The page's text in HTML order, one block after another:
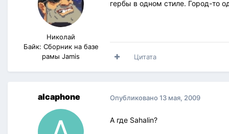
Николай
Байк: Сборник на базе
рамы Jamis
гербы в одном стиле. Город-то
Цитата
alcaphone Опубликовано13 мая, 2009
А где Sahalin?